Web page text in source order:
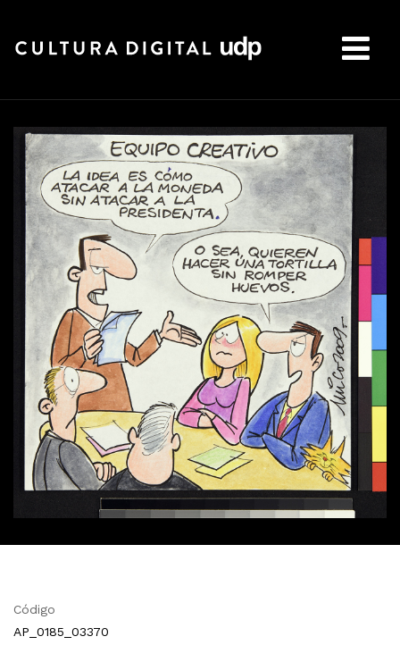
Código
AP_0185_03370